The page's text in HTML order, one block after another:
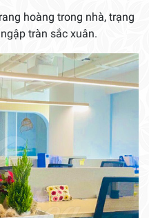
hoàng trong nhà, trạng
tràn sắc xuân.